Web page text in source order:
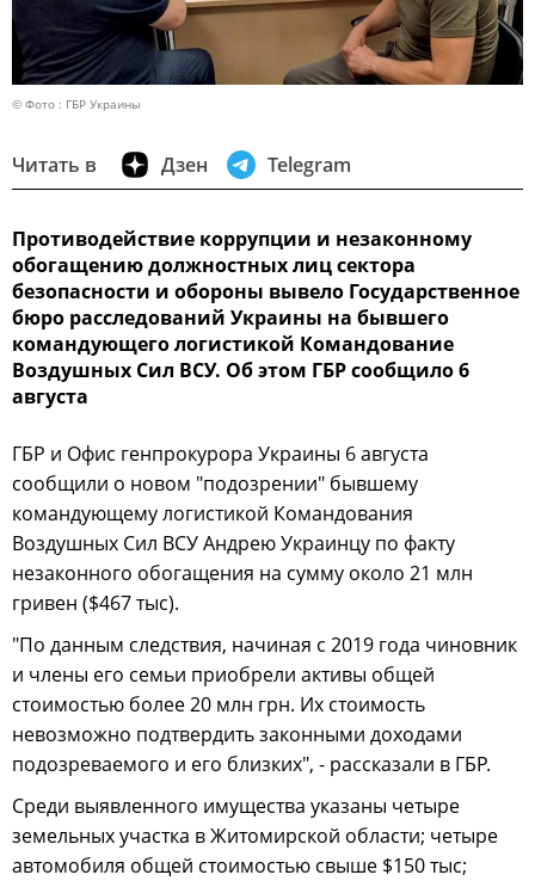
© Фото : ГБР Украины
Читать в Дзен Telegram
Противодействие коррупции и незаконному
обогащению должностных лиц сектора
безопасности и обороны вывело Государственное
бюро расследований Украины на бывшего
командующего логистикой Командование
Воздушных Сил ВСУ. Об этом ГБР сообщило 6
августа
ГБР и Офис генпрокурора Украины 6 августа
сообщили о новом "подозрении" бывшему
командующему логистикой Командования
Воздушных Сил ВСУ Андрею Украинцу по факту
незаконного обогащения на сумму около 21 млн
гривен ($467 тыс).
"По данным следствия, начиная с 2019 года чиновник
и члены его семьи приобрели активы общей
стоимостью более 20 млн грн. Их стоимость
невозможно подтвердить законными доходами
подозреваемого и его близких", - рассказали в ГБР.
Среди выявленного имущества указаны четыре
земельных участка в Житомирской области; четыре
автомобиля общей стоимостью свыше $150 тыс;